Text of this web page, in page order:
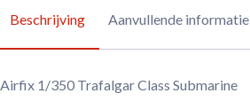
Beschrijving Aanvullende informatie
Airfix 1/350 Trafalgar Class Submarine